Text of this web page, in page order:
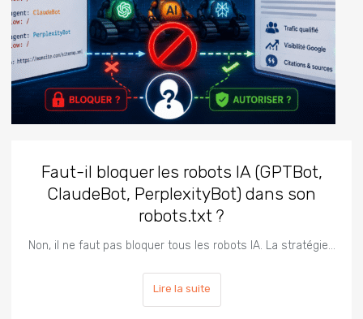
Faut-il bloquer les robots IA (GPTBot,
ClaudeBot, PerplexityBot) dans son
robots.txt ?
Non, il ne faut pas bloquer tous les robots IA. La stratégie…
Lire la suite